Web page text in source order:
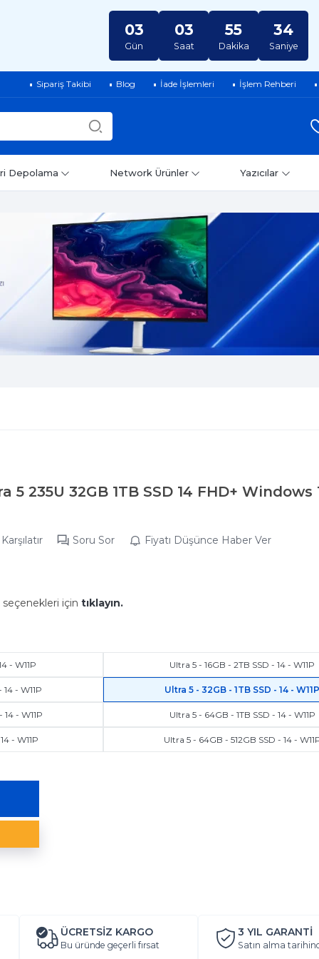
03
Gün
03
Saat
55
Dakika
33
Saniye
Sipariş Takibi Blog İade İşlemleri İşlem Rehberi
Depolama Network Ürünler Yazıcılar
5 235U 32GB 1TB SSD 14 FHD+ Windows
Karşılatır Soru Sor Fiyatı Düşünce Haber Ver
için tıklayın.
- W11P Ultra 5 - 16GB - 2TB SSD - 14 - W11P
- W11P Ultra 5 - 32GB - 1TB SSD - 14 - W11P
- W11P Ultra 5 - 64GB - 1TB SSD - 14 - W11P
- W11P Ultra 5 - 64GB - 512GB SSD - 14 -
ÜCRETSİZ KARGO
Bu üründe geçerli fırsat
3 YIL GARANTİ
Satın alma